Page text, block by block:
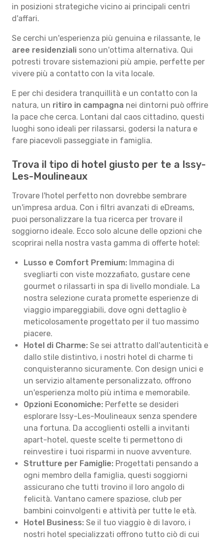
in posizioni strategiche vicino ai principali centri
d'affari.
Se cerchi un'esperienza più genuina e rilassante, le
aree residenziali sono un'ottima alternativa. Qui
potresti trovare sistemazioni più ampie, perfette per
vivere più a contatto con la vita locale.
E per chi desidera tranquillità e un contatto con la
natura, un ritiro in campagna nei dintorni può offrire
la pace che cerca. Lontani dal caos cittadino, questi
luoghi sono ideali per rilassarsi, godersi la natura e
fare piacevoli passeggiate in famiglia.
Trova il tipo di hotel giusto per te a Issy-
Les-Moulineaux
Trovare l'hotel perfetto non dovrebbe sembrare
un'impresa ardua. Con i filtri avanzati di eDreams,
puoi personalizzare la tua ricerca per trovare il
soggiorno ideale. Ecco solo alcune delle opzioni che
scoprirai nella nostra vasta gamma di offerte hotel:
Lusso e Comfort Premium: Immagina di
svegliarti con viste mozzafiato, gustare cene
gourmet o rilassarti in spa di livello mondiale. La
nostra selezione curata promette esperienze di
viaggio impareggiabili, dove ogni dettaglio è
meticolosamente progettato per il tuo massimo
piacere.
Hotel di Charme: Se sei attratto dall'autenticità e
dallo stile distintivo, i nostri hotel di charme ti
conquisteranno sicuramente. Con design unici e
un servizio altamente personalizzato, offrono
un'esperienza molto più intima e memorabile.
Opzioni Economiche: Perfette se desideri
esplorare Issy-Les-Moulineaux senza spendere
una fortuna. Da accoglienti ostelli a invitanti
apart-hotel, queste scelte ti permettono di
reinvestire i tuoi risparmi in nuove avventure.
Strutture per Famiglie: Progettati pensando a
ogni membro della famiglia, questi soggiorni
assicurano che tutti trovino il loro angolo di
felicità. Vantano camere spaziose, club per
bambini coinvolgenti e attività per tutte le età.
Hotel Business: Se il tuo viaggio è di lavoro, i
nostri hotel specializzati offrono tutto ciò di cui